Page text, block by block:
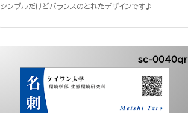
シンプルだけどバランスのとれたデザインです♪
sc-0040qr